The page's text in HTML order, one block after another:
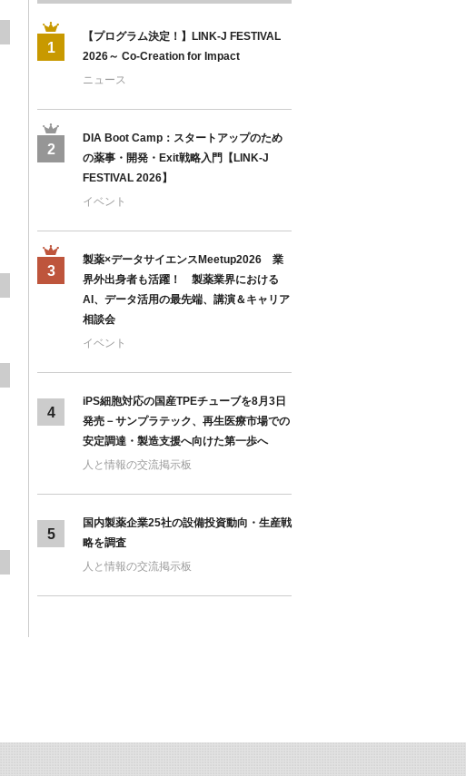
1
【プログラム決定！】LINK-J FESTIVAL
2026～ Co-Creation for Impact
ニュース
2
DIA Boot Camp：スタートアップのため
の薬事・開発・Exit戦略入門【LINK-J
FESTIVAL 2026】
イベント
3
製薬×データサイエンスMeetup2026 業
界外出身者も活躍！ 製薬業界における
AI、データ活用の最先端、講演＆キャリア
相談会
イベント
4
iPS細胞対応の国産TPEチューブを8月3日
発売－サンプラテック、再生医療市場での
安定調達・製造支援へ向けた第一歩へ
人と情報の交流掲示板
5
国内製薬企業25社の設備投資動向・生産戦
略を調査
人と情報の交流掲示板